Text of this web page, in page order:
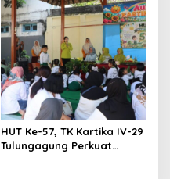
HUT Ke-57, TK Kartika IV-29
Tulungagung Perkuat